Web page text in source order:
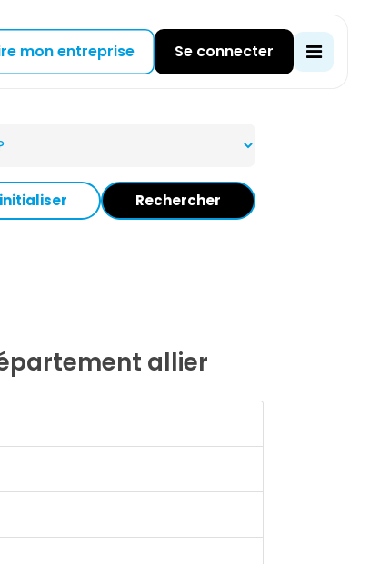
mon entreprise Se connecter
Rechercher
allier